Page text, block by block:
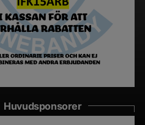
Huvudsponsorer